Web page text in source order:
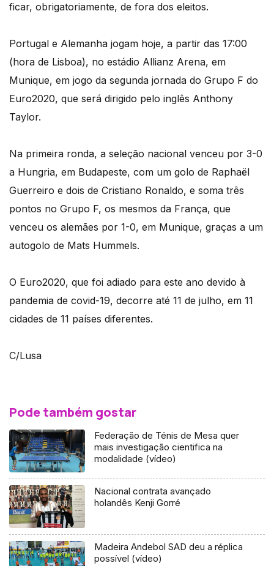
ficar, obrigatoriamente, de fora dos eleitos.
Portugal e Alemanha jogam hoje, a partir das 17:00
(hora de Lisboa), no estádio Allianz Arena, em
Munique, em jogo da segunda jornada do Grupo F do
Euro2020, que será dirigido pelo inglês Anthony
Taylor.
Na primeira ronda, a seleção nacional venceu por 3-0
a Hungria, em Budapeste, com um golo de Raphaël
Guerreiro e dois de Cristiano Ronaldo, e soma três
pontos no Grupo F, os mesmos da França, que
venceu os alemães por 1-0, em Munique, graças a um
autogolo de Mats Hummels.
O Euro2020, que foi adiado para este ano devido à
pandemia de covid-19, decorre até 11 de julho, em 11
cidades de 11 países diferentes.
C/Lusa
Pode também gostar
Federação de Ténis de Mesa quer
mais investigação cientifica na
modalidade (vídeo)
Nacional contrata avançado
holandês Kenji Gorré
Madeira Andebol SAD deu a réplica
possível (vídeo)